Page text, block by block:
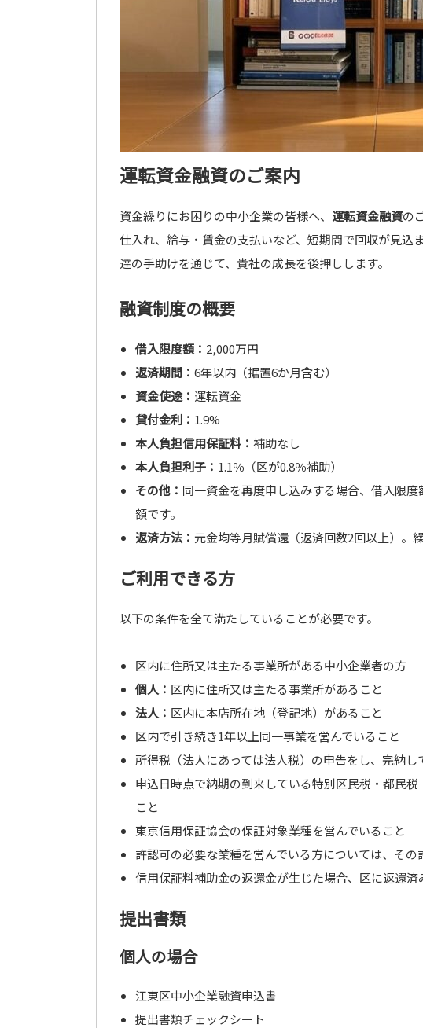
運転資金融資のご案内
資金繰りにお困りの中小企業の皆様へ、 運転資金融資の
仕入れ、給与・賃金の支払いなど、短期間で回収が見込
達の手助けを通じて、貴社の成長を後押しします。
融資制度の概要
借入限度額： 2,000万円
返済期間： 6年以内（据置6か月含む）
資金使途： 運転資金
貸付金利： 1.9%
本人負担信用保証料： 補助なし
本人負担利子： 1.1％（区が0.8％補助）
その他： 同一資金を再度申し込みする場合、借入限
額です。
返済方法： 元金均等月賦償還（返済回数2回以上）。
ご利用できる方
以下の条件を全て満たしていることが必要です。
区内に住所又は主たる事業所がある中小企業者の方
個人： 区内に住所又は主たる事業所があること
法人： 区内に本店所在地（登記地）があること
区内で引き続き1年以上同一事業を営んでいること
所得税（法人にあっては法人税）の申告をし、完納し
申込日時点で納期の到来している特別区民税・都民
こと
東京信用保証協会の保証対象業種を営んでいること
許認可の必要な業種を営んでいる方については、その
信用保証料補助金の返還金が生じた場合、区に返還済
提出書類
個人の場合
江東区中小企業融資申込書
提出書類チェックシート